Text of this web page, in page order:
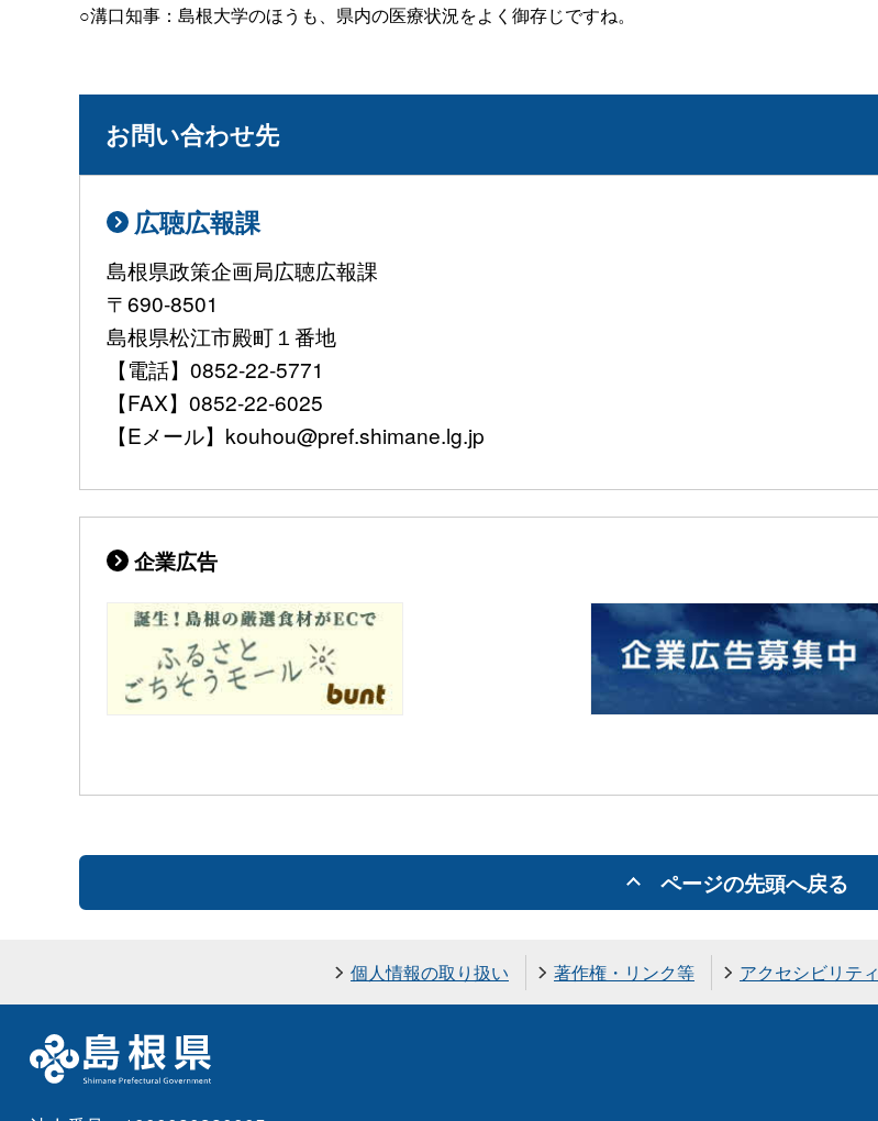
○溝口知事：島根大学のほうも、県内の医療状況をよく御存じですね。
お問い合わせ先
広聴広報課
島根県政策企画局広聴広報課
〒690-8501
島根県松江市殿町１番地
【電話】0852-22-5771
【FAX】0852-22-6025
【Eメール】kouhou@pref.shimane.lg.jp
企業広告
ページの先頭へ戻る
個人情報の取り扱い 著作権・リンク等 アクセシビリティ